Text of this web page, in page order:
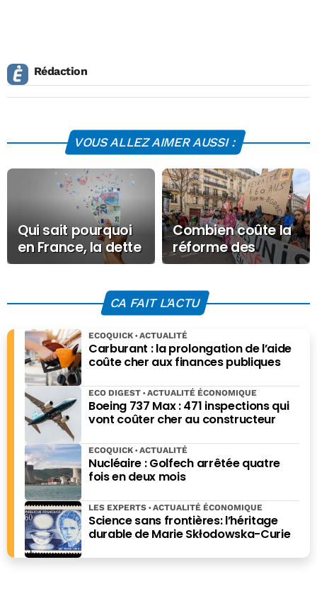
Rédaction
VOUS ALLEZ AIMER AUSSI :
Qui sait pourquoi
en France, la dette
augmente de 140
par jour ?
Combien coûte la
réforme des
retraites et que
suspension ?
CA FAIT L'ACTU
Carburant : la prolongation de l’aide
coûte cher aux finances publiques
ECOQUICK ACTUALITÉ
Boeing 737 Max : 471 inspections qui
vont coûter cher au constructeur
ECO DIGEST ACTUALITÉ ÉCONOMIQUE
Nucléaire : Golfech arrêtée quatre
fois en deux mois
ECOQUICK ACTUALITÉ
Science sans frontières: l’héritage
durable de Marie Skłodowska-Curie
LES EXPERTS ACTUALITÉ ÉCONOMIQUE